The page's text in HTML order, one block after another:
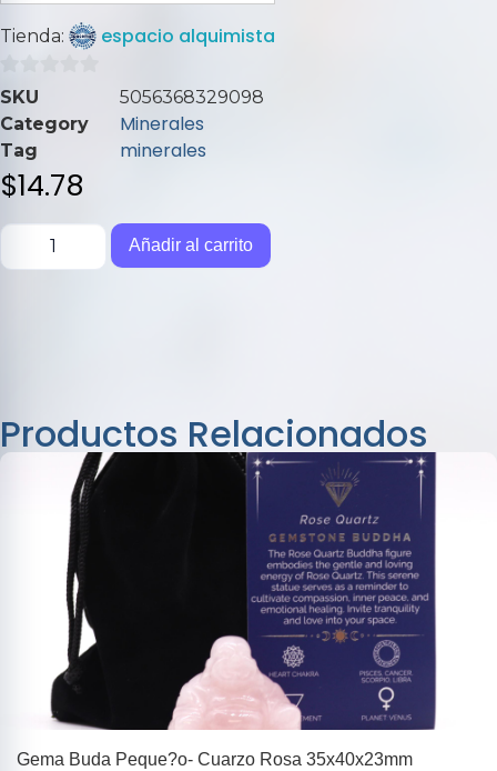
Tienda: espacio alquimista
0
de
5
SKU
5056368329098
Category
Minerales
Tag minerales
$14.78
Añadir al carrito
Productos Relacionados
Gema Buda Peque?o- Cuarzo Rosa 35x40x23mm